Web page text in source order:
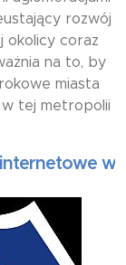
rozwój
okolicy coraz
na to, by
miasta
w tej metropolii